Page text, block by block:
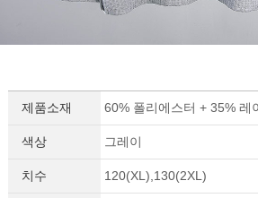
제품소재 60% 폴리에스터 + 35% 레
색상 그레이
치수 120(XL),130(2XL)